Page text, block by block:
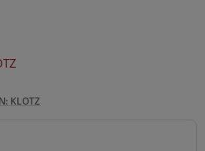
KLOTZ